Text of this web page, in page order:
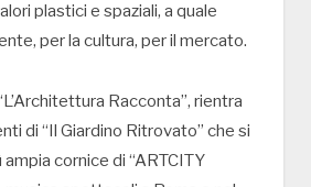
plastici e spaziali, a quale
per la cultura, per il mercato.
Racconta”, rientra
di “Il Giardino Ritrovato” che si
cornice di “ARTCITY